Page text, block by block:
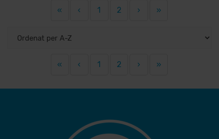
« ‹ 1 2 › »
« ‹ 1 2 › »